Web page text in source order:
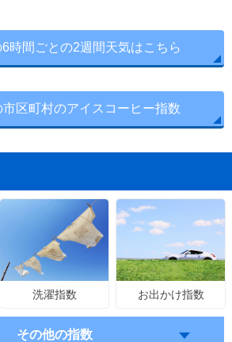
時間ごとの2週間天気はこちら
市区町村のアイスコーヒー指数
洗濯指数 お出かけ指数
その他の指数